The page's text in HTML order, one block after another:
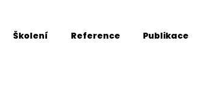
Školení Reference Publikace